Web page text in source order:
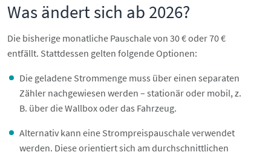
Was ändert sich ab 2026?
Die bisherige monatliche Pauschale von 30 € oder 70 €
entfällt. Stattdessen gelten folgende Optionen:
Die geladene Strommenge muss über einen separaten
Zähler nachgewiesen werden – stationär oder mobil, z.
B. über die Wallbox oder das Fahrzeug.
Alternativ kann eine Strompreispauschale verwendet
werden. Diese orientiert sich am durchschnittlichen